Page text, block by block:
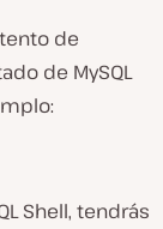
de
de MySQL
Shell, tendrás